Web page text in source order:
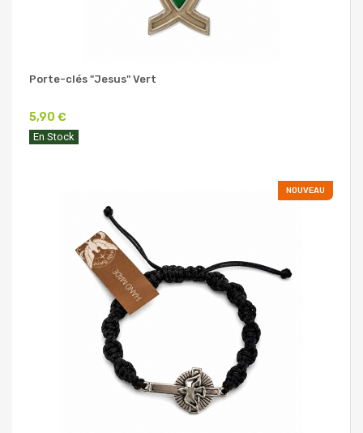
Porte-clés "Jesus" Vert
5,90 €
En Stock
NOUVEAU